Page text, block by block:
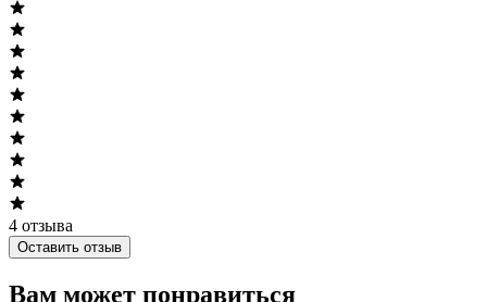
4 отзыва
Оставить отзыв
Вам может понравиться